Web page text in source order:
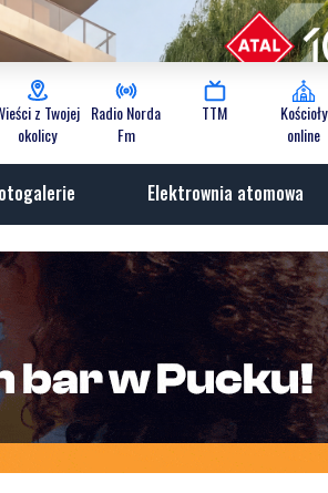
z Twojej
okolicy
Radio Norda
Fm
TTM
Kościoły
online
Elektrownia atomowa